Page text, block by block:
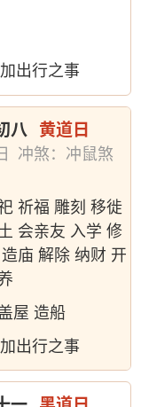
出行之事
八 黄道日
冲煞：冲鼠煞
祈福 雕刻 移徙
会亲友 入学 修
庙 解除 纳财 开
屋 造船
出行之事